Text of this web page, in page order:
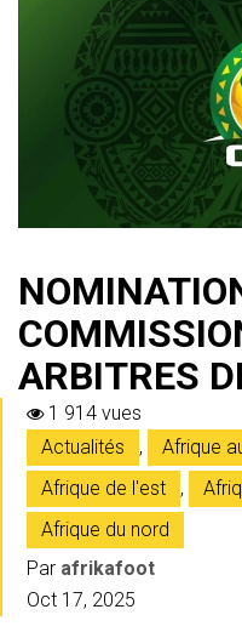
A
p
p
a
m
o
ok
ARBITRES
1 914 vues
Actualités
, Afrique
Afrique de l'est
,
Afrique du nord
Par afrikafoot
Oct 17, 2025